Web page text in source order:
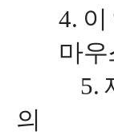
4.
마우
5. 재
의